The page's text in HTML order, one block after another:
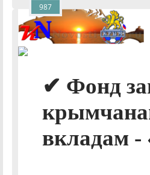
✔ Фонд
вкладам -
987